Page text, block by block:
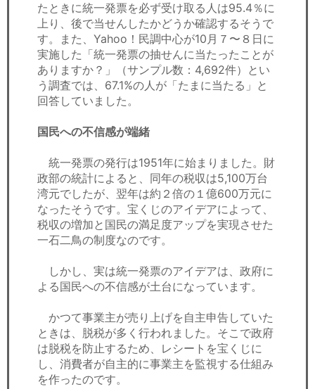
たときに統一発票を必ず受け取る人は95.4％に
上り、後で当せんしたかどうか確認するそうで
す。また、Yahoo！民調中心が10月７〜８日に
実施した「統一発票の抽せんに当たったことが
ありますか？」（サンプル数：4,692件）とい
う調査では、67.1%の人が「たまに当たる」と
回答していました。
国民への不信感が端緒
統一発票の発行は1951年に始まりました。財
政部の統計によると、同年の税収は5,100万台
湾元でしたが、翌年は約２倍の１億600万元に
なったそうです。宝くじのアイデアによって、
税収の増加と国民の満足度アップを実現させた
一石二鳥の制度なのです。
しかし、実は統一発票のアイデアは、政府に
よる国民への不信感が土台になっています。
かつて事業主が売り上げを自主申告していた
ときは、脱税が多く行われました。そこで政府
は脱税を防止するため、レシートを宝くじに
し、消費者が自主的に事業主を監視する仕組み
を作ったのです。